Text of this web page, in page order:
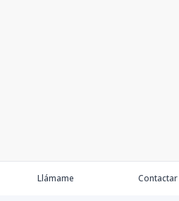
Llámame Contactar